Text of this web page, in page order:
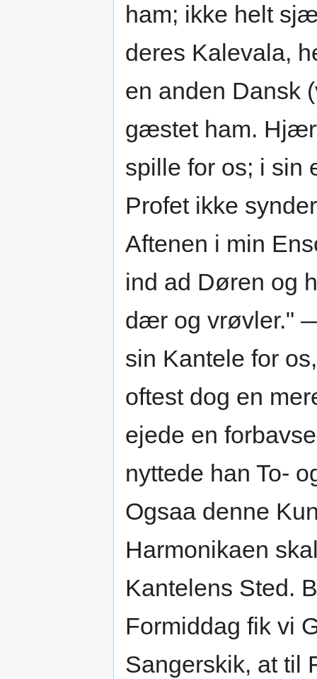
ham; ikke helt
deres Kalevala,
en anden Dansk
gæstet ham.
spille for os; i sin
Profet ikke
Aftenen i min
ind ad Døren og
dær og vrøvler."
sin Kantele for
oftest dog en
ejede en
nyttede han To-
Ogsaa denne
Harmonikaen
Kantelens Sted.
Formiddag fik vi
Sangerskik, at til